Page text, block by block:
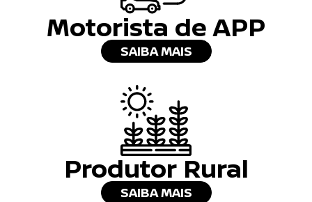
Motorista de APP
SAIBA MAIS
Produtor Rural
SAIBA MAIS